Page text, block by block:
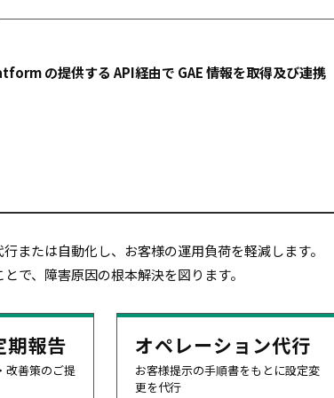
の提供する API経由で GAE 情報を取得及び連携
または自動化し、お客様の運用負荷を軽減します。
で、障害原因の根本解決を図ります。
期報告
改善策のご提
オペレーション代行
お客様提示の手順書をもとに設定変
更を代行